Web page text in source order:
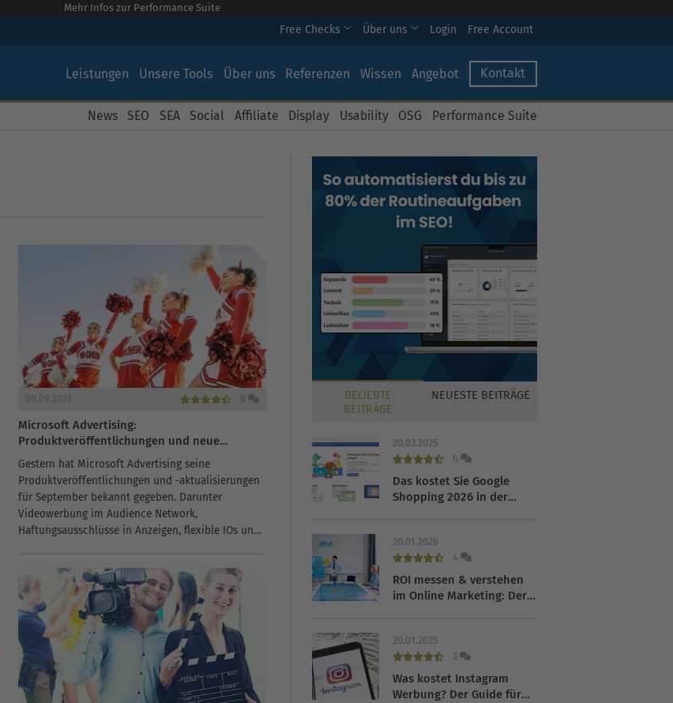
Mehr Infos zur Performance Suite
Free Checks Über uns Login Free Account
Leistungen Unsere Tools Über uns Referenzen Wissen Angebot Kontakt
News SEO SEA Social Affiliate Display Usability OSG Performance Suite
08.09.2021 0
Microsoft Advertising:
Produktveröffentlichungen und neue
Updates
Gestern hat Microsoft Advertising seine
Produktveröffentlichungen und -aktualisierungen
für September bekannt gegeben. Darunter
Videowerbung im Audience Network,
Haftungsausschlüsse in Anzeigen, flexible IOs und
Audience Network schaltenWerbetreibende haben
jetzt die...
BELIEBTE
BEITRÄGE
NEUESTE BEITRÄGE
20.03.2025
6
Das kostet Sie Google
Shopping 2026 in der
20.01.2026
4
ROI messen & verstehen
im Online Marketing: Der
20.01.2025
3
Was kostet Instagram
Werbung? Der Guide für